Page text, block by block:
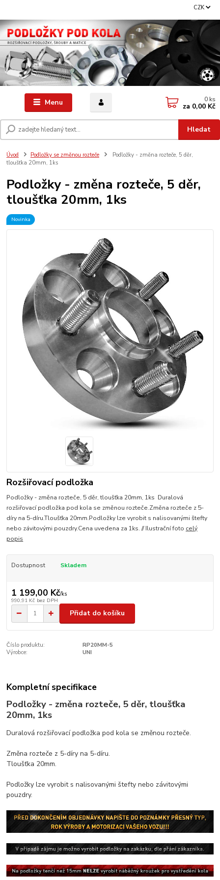
Menu
CZK
Hledat
0 ks
za 0,00 Kč
Úvod Podložky se změnou rozteče
Podložky - změna rozteče, 5 děr,
tloušťka 20mm, 1ks
Podložky - změna rozteče, 5 děr,
tloušťka 20mm, 1ks
Novinka
Rozšiřovací podložka
Podložky - změna rozteče, 5 děr, tloušťka 20mm, 1ks Duralová
rozšiřovací podložka pod kola se změnou rozteče.Změna rozteče z 5-
díry na 5-díru.Tloušťka 20mm.Podložky lze vyrobit s nalisovanými štefty
nebo závitovými pouzdry.Cena uvedena za 1ks. // Ilustrační foto celý
popis
Dostupnost Skladem
1 199,00 Kč/ks
990,91 Kč bez DPH
Přidat do košíku
Číslo produktu:
RP20MM-5
Výrobce:
UNI
Kompletní specifikace
Podložky - změna rozteče, 5 děr, tloušťka
20mm, 1ks
Duralová rozšiřovací podložka pod kola se změnou rozteče.
Změna rozteče z 5-díry na 5-díru.
Tloušťka 20mm.
Podložky lze vyrobit s nalisovanými štefty nebo závitovými
pouzdry.